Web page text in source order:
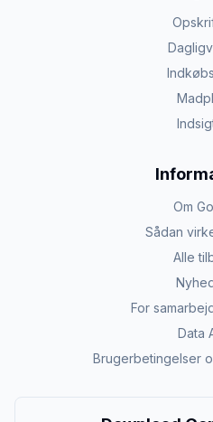
Om
Sådan
Alle
For
Data
Brugerbetingelser